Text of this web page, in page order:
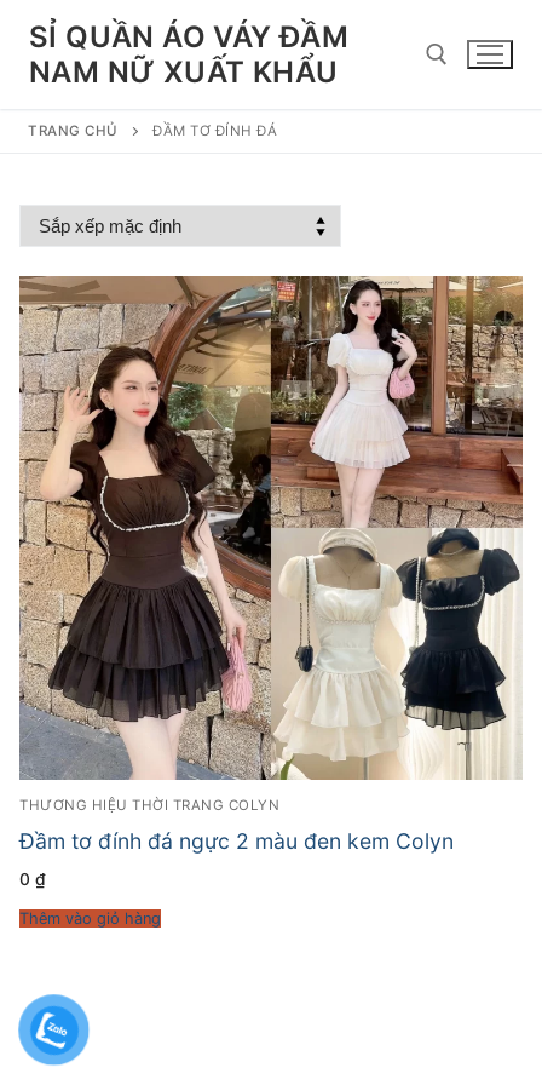
Chuyển
đếnSỈ QUẦN ÁO VÁY ĐẦM
NAM NỮ XUẤT KHẨU
TRANG CHỦ ĐẦM TƠ ĐÍNH ĐÁ
THƯƠNG HIỆU THỜI TRANG COLYN
Đầm tơ đính đá ngực 2 màu đen kem Colyn
0 ₫
Thêm vào giỏ hàng